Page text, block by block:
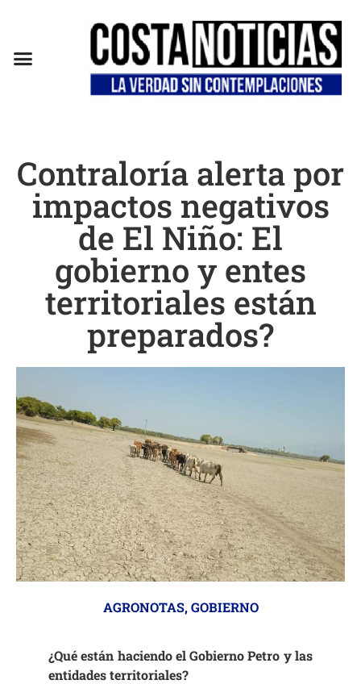
Contraloría alerta por
impactos negativos
de El Niño: El
gobierno y entes
territoriales están
preparados?
AGRONOTAS,GOBIERNO
¿Qué están haciendo el Gobierno Petro y las
entidades territoriales?